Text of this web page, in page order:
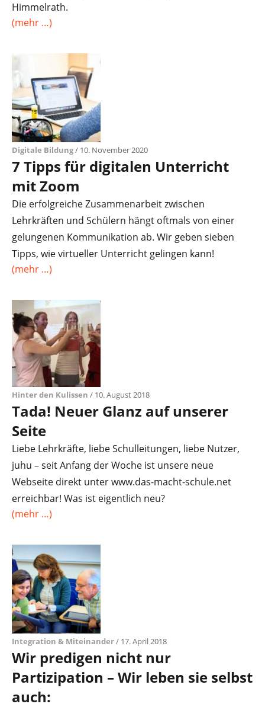
Himmelrath.
(mehr …)
Digitale Bildung/ 10. November 2020
7 Tipps für digitalen Unterricht
mit Zoom
Die erfolgreiche Zusammenarbeit zwischen
Lehrkräften und Schülern hängt oftmals von einer
gelungenen Kommunikation ab. Wir geben sieben
Tipps, wie virtueller Unterricht gelingen kann!
(mehr …)
Hinter den Kulissen / 10. August 2018
Tada! Neuer Glanz auf unserer
Seite
Liebe Lehrkräfte, liebe Schulleitungen, liebe Nutzer,
juhu – seit Anfang der Woche ist unsere neue
Webseite direkt unter www.das-macht-schule.net
erreichbar! Was ist eigentlich neu?
(mehr …)
Integration & Miteinander/ 17. April 2018
Wir predigen nicht nur
Partizipation – Wir leben sie selbst
auch: